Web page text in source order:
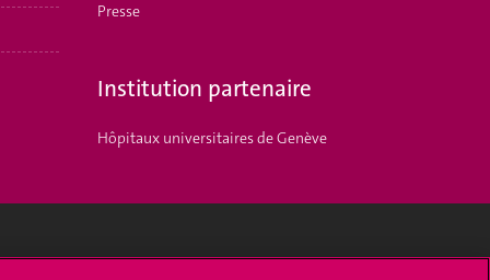
Presse
Institution partenaire
Hôpitaux universitaires de Genève